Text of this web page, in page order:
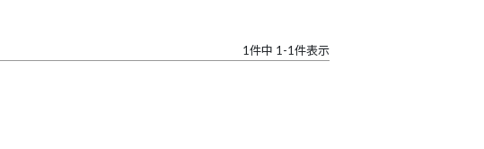
1件中 1 -1件表示